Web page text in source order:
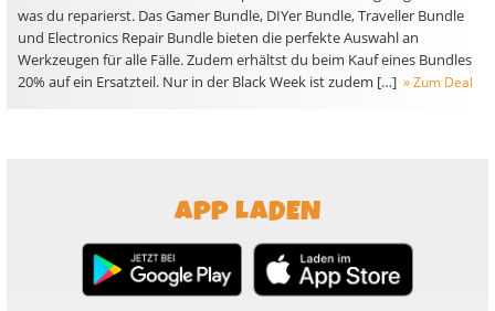
was du reparierst. Das Gamer Bundle, DIYer Bundle, Traveller Bundle
und Electronics Repair Bundle bieten die perfekte Auswahl an
Werkzeugen für alle Fälle. Zudem erhältst du beim Kauf eines Bundles
20% auf ein Ersatzteil. Nur in der Black Week ist zudem […] » Zum Deal
APP LADEN